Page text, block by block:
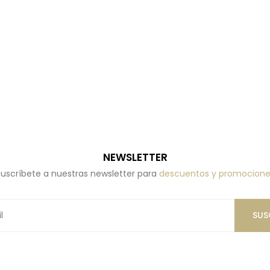
NEWSLETTER
a nuestras newsletter para descuentos y